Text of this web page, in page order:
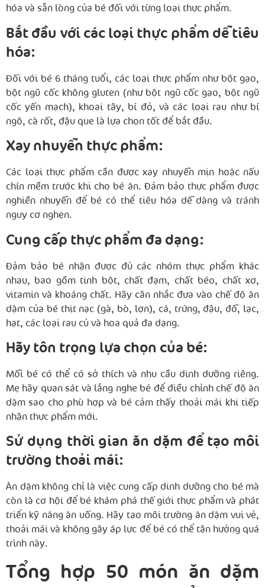
hóa và sẵn lòng của bé đối với từng loại thực phẩm.
Bắt đầu với các loại thực phẩm dễ tiêu
hóa:
Đối với bé 6 tháng tuổi, các loại thực phẩm như bột gạo,
bột ngũ cốc không gluten (như bột ngũ cốc gạo, bột ngũ
cốc yến mạch), khoai tây, bí đỏ, và các loại rau như bí
ngô, cà rốt, đậu que là lựa chọn tốt để bắt đầu.
Xay nhuyễn thực phẩm:
Các loại thực phẩm cần được xay nhuyễn mịn hoặc nấu
chín mềm trước khi cho bé ăn. Đảm bảo thực phẩm được
nghiền nhuyễn để bé có thể tiêu hóa dễ dàng và tránh
nguy cơ nghẹn.
Cung cấp thực phẩm đa dạng:
Đảm bảo bé nhận được đủ các nhóm thực phẩm khác
nhau, bao gồm tinh bột, chất đạm, chất béo, chất xơ,
vitamin và khoáng chất. Hãy cân nhắc đưa vào chế độ ăn
dặm của bé thịt nạc (gà, bò, lợn), cá, trứng, đậu, đỗ, lạc,
hạt, các loại rau củ và hoa quả đa dạng.
Hãy tôn trọng lựa chọn của bé:
Mỗi bé có thể có sở thích và nhu cầu dinh dưỡng riêng.
Mẹ hãy quan sát và lắng nghe bé để điều chỉnh chế độ ăn
dặm sao cho phù hợp và bé cảm thấy thoải mái khi tiếp
nhận thực phẩm mới.
Sử dụng thời gian ăn dặm để tạo môi
trường thoải mái:
Ăn dặm không chỉ là việc cung cấp dinh dưỡng cho bé mà
còn là cơ hội để bé khám phá thế giới thực phẩm và phát
triển kỹ năng ăn uống. Hãy tạo môi trường ăn dặm vui vẻ,
thoải mái và không gây áp lực để bé có thể tận hưởng quá
trình này.
Tổng hợp 50 món ăn dặm